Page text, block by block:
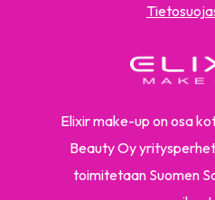
Elixir make-up on osa
Beauty Oy
toimitetaan Suomen